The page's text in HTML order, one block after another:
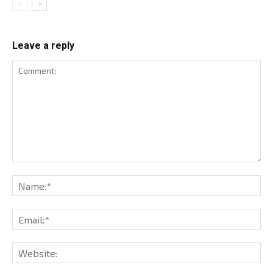
Leave a reply